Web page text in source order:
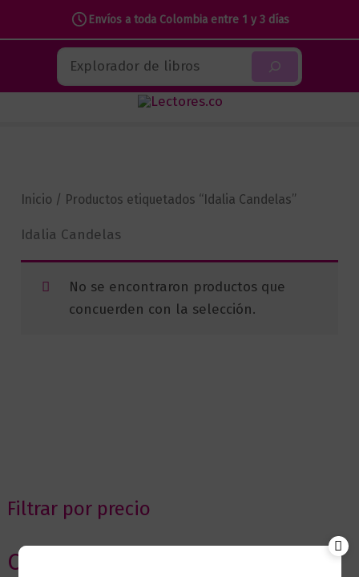
Envíos a toda Colombia entre 1 y 3 días
contenido
Buscar
Filtrar por precio
Categorias
Inicio / Productos etiquetados “Idalia Candelas”
Idalia Candelas
No se encontraron productos que
concuerden con la selección.